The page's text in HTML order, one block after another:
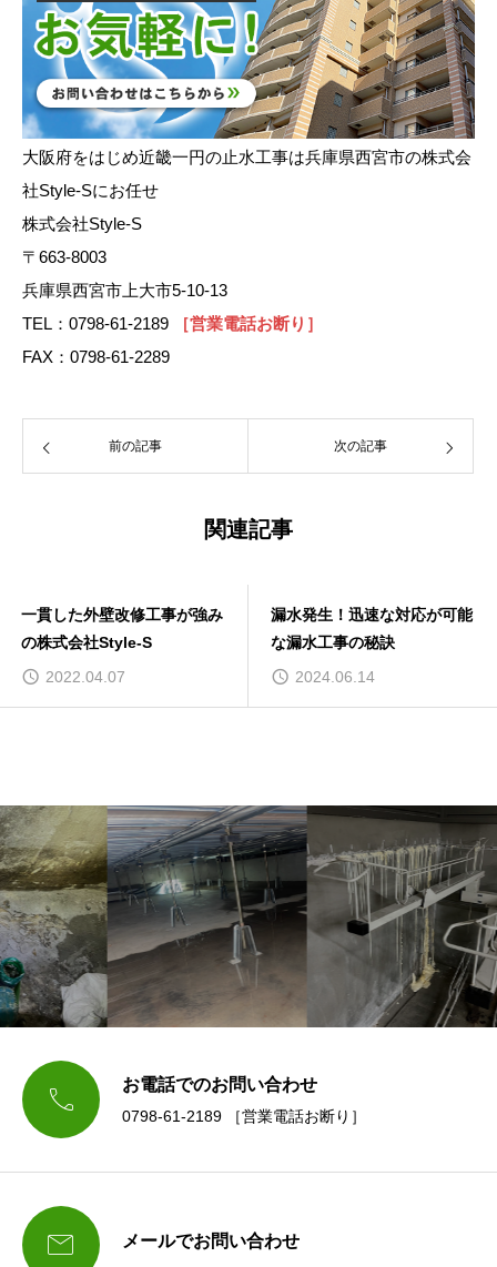
大阪府をはじめ近畿一円の止水工事は兵庫県西宮市の株式会
社Style-Sにお任せ
株式会社Style-S
〒663-8003
兵庫県西宮市上大市5-10-13
TEL：0798-61-2189
［営業電話お断り］
FAX：0798-61-2289
前の記事 次の記事
関連記事
一貫した外壁改修工事が強み
の株式会社Style-S
2022.04.07
漏水発生！迅速な対応が可能
な漏水工事の秘訣
2024.06.14
 お電話でのお問い合わせ
0798-61-2189 ［営業電話お断り］
 メールでお問い合わせ